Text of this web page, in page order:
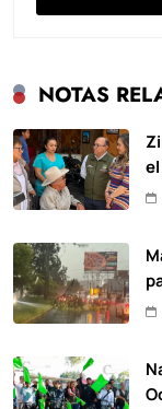
NOTAS